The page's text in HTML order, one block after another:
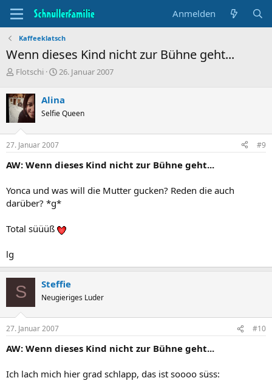
Anmelden
Kaffeeklatsch
Wenn dieses Kind nicht zur Bühne geht...
T
e
m
e
n
s
t
r
e
r
Flotschi
B
i
n
d
u
26. Januar 2007
Alina
Selfie Queen
27. Januar 2007 #9
AW: Wenn dieses Kind nicht zur Bühne geht...
Yonca und was will die Mutter gucken? Reden die auch
darüber? *g*
Total süüüß
lg
S Steffie
Neugieriges Luder
27. Januar 2007 #10
AW: Wenn dieses Kind nicht zur Bühne geht...
Ich lach mich hier grad schlapp, das ist soooo süss: